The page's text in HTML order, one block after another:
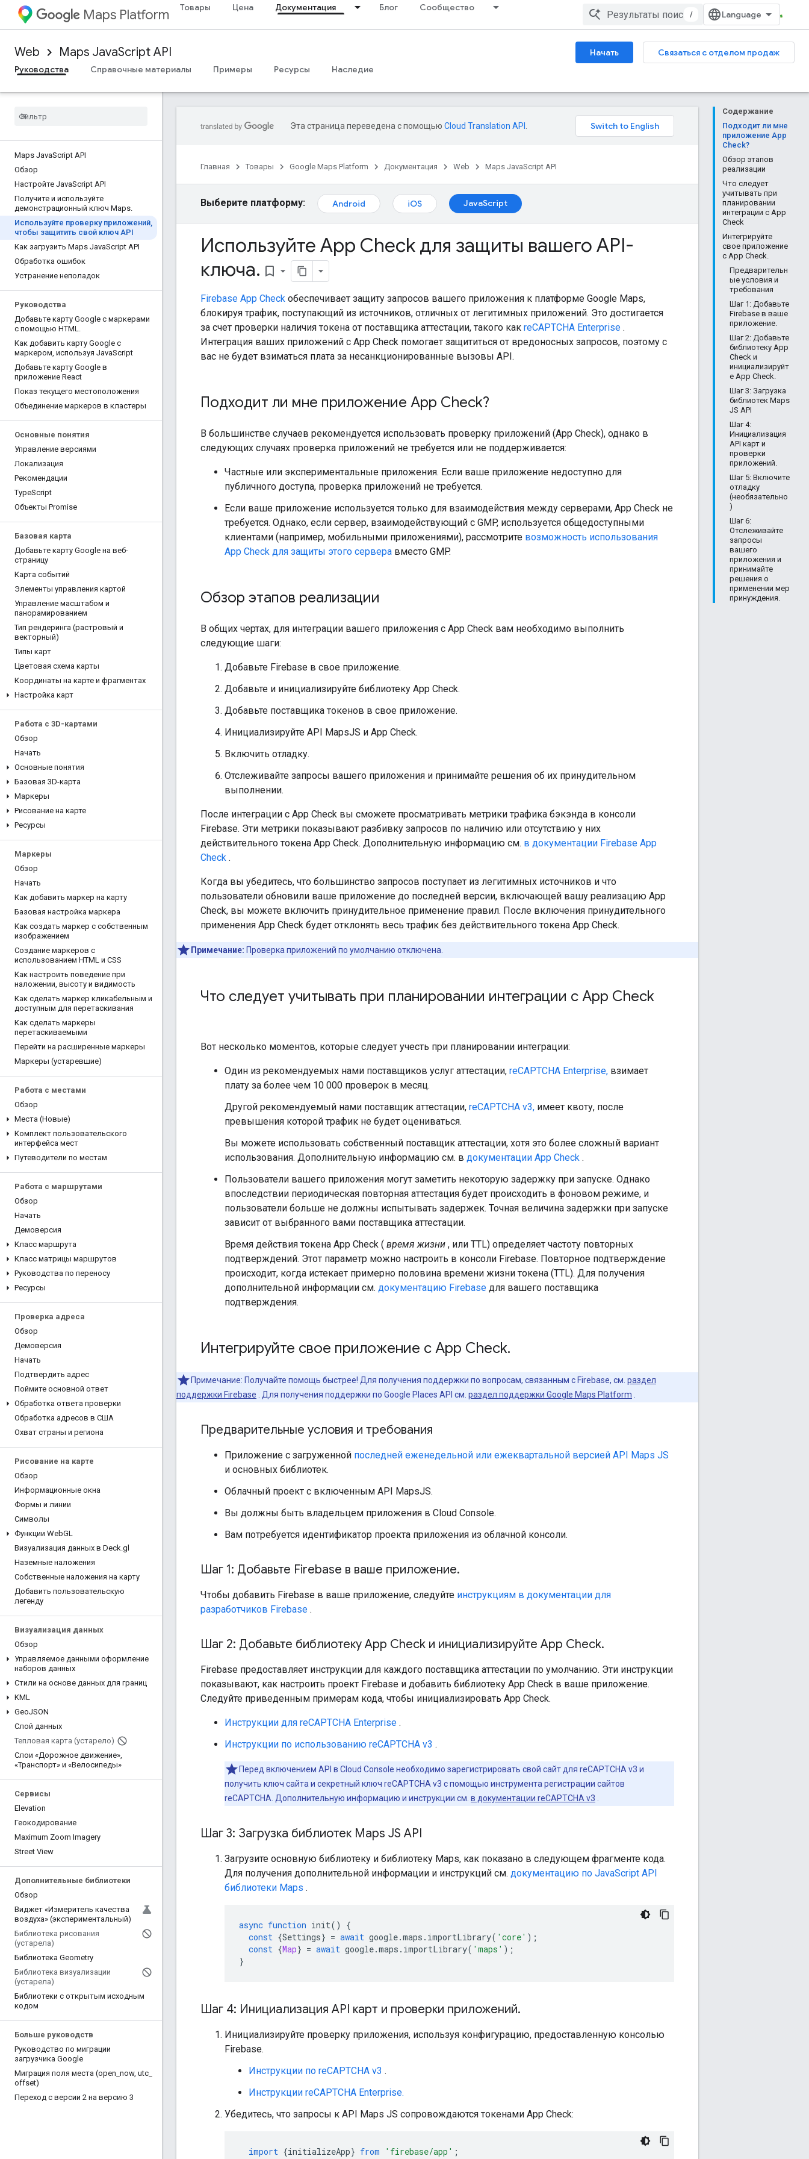
Maps Platform Товары Цена Документация Блог Сообщество
/
Web Maps JavaScript API Начать
Связаться с отделом продаж
Руководства
Справочные материалы Примеры Ресурсы Наследие
Maps JavaScript API
Обзор
Настройте JavaScript API
Получите и используйте
демонстрационный ключ Maps.
Используйте проверку приложений,
чтобы защитить свой ключ API
Как загрузить Maps JavaScript API
Обработка ошибок
Устранение неполадок
Руководства
Добавьте карту Google с маркерами
с помощью HTML.
Как добавить карту Google с
маркером, используя JavaScript
Добавьте карту Google в
приложение React
Показ текущего местоположения
Объединение маркеров в кластеры
Основные понятия
Управление версиями
Локализация
Рекомендации
TypeScript
Объекты Promise
Базовая карта
Добавьте карту Google на веб-
страницу
Карта событий
Элементы управления картой
Управление масштабом и
панорамированием
Тип рендеринга (растровый и
векторный)
Типы карт
Цветовая схема карты
Координаты на карте и фрагментах
Настройка карт
Работа с 3D-картами
Обзор
Начать
Основные понятия
Базовая 3D-карта
Маркеры
Рисование на карте
Ресурсы
Маркеры
Обзор
Начать
Как добавить маркер на карту
Базовая настройка маркера
Как создать маркер с собственным
изображением
Создание маркеров с
использованием HTML и CSS
Как настроить поведение при
наложении, высоту и видимость
Как сделать маркер кликабельным и
доступным для перетаскивания
Как сделать маркеры
перетаскиваемыми
Перейти на расширенные маркеры
Маркеры (устаревшие)
Работа с местами
Обзор
Места (Новые)
Комплект пользовательского
интерфейса мест
Путеводители по местам
Работа с маршрутами
Обзор
Начать
Демоверсия
Класс маршрута
Класс матрицы маршрутов
Руководства по переносу
Ресурсы
Проверка адреса
Обзор
Демоверсия
Начать
Подтвердить адрес
Поймите основной ответ
Обработка ответа проверки
Обработка адресов в США
Охват страны и региона
Рисование на карте
Обзор
Информационные окна
Формы и линии
Символы
Функции WebGL
Визуализация данных в Deck.gl
Наземные наложения
Собственные наложения на карту
Добавить пользовательскую
легенду
Визуализация данных
Обзор
Управляемое данными оформление
наборов данных
Стили на основе данных для границ
KML
GeoJSON
Слой данных
Тепловая карта (устарело)
Слои «Дорожное движение»,
«Транспорт» и «Велосипеды»
Сервисы
Elevation
Геокодирование
Maximum Zoom Imagery
Street View
Дополнительные библиотеки
Обзор
Виджет «Измеритель качества
воздуха» (экспериментальный)
Библиотека рисования
(устарела)
Библиотека Geometry
Библиотека визуализации
(устарела)
Библиотеки с открытым исходным
кодом
Больше руководств
Руководство по миграции
загрузчика Google
Миграция поля места (open now, utc
offset)
Переход с версии 2 на версию 3
Содержание
Подходит ли мне
приложение App
Check?
Обзор этапов
реализации
Что следует
учитывать при
планировании
интеграции с App
Check
Интегрируйте
свое приложение
с App Check.
Предварительн
ые условия и
требования
Шаг 1: Добавьте
Firebase в ваше
приложение.
Шаг 2: Добавьте
библиотеку App
Check и
инициализируйт
е App Check.
Шаг 3: Загрузка
библиотек Maps
JS API
Шаг 4:
Инициализация
API карт и
проверки
приложений.
Шаг 5: Включите
отладку
(необязательно
)
Шаг 6:
Отслеживайте
запросы
вашего
приложения и
принимайте
решения о
применении мер
принуждения.
Эта страница переведена с помощью Cloud Translation API
Главная Товары Google Maps Platform Документация Web Maps JavaScript API
Выберите платформу: Android iOS JavaScript
Используйте App Check для защиты вашего API-
ключа. bookmark_border
Firebase App Check обеспечивает защиту запросов вашего приложения к платформе Google Maps,
блокируя трафик, поступающий из источников, отличных от легитимных приложений. Это достигается
за счет проверки наличия токена от поставщика аттестации, такого как reCAPTCHA Enterprise .
Интеграция ваших приложений с App Check помогает защититься от вредоносных запросов, поэтому с
вас не будет взиматься плата за несанкционированные вызовы API.
Подходит ли мне приложение App Check?
В большинстве случаев рекомендуется использовать проверку приложений (App Check), однако в
следующих случаях проверка приложений не требуется или не поддерживается:
Частные или экспериментальные приложения. Если ваше приложение недоступно для
публичного доступа, проверка приложений не требуется.
Если ваше приложение используется только для взаимодействия между серверами, App Check не
требуется. Однако, если сервер, взаимодействующий с GMP, используется общедоступными
клиентами (например, мобильными приложениями), рассмотрите возможность использования
App Check для защиты этого сервера вместо GMP.
Обзор этапов реализации
В общих чертах, для интеграции вашего приложения с App Check вам необходимо выполнить
следующие шаги:
Добавьте Firebase в свое приложение.
Добавьте и инициализируйте библиотеку App Check.
Добавьте поставщика токенов в свое приложение.
Инициализируйте API MapsJS и App Check.
Включить отладку.
Отслеживайте запросы вашего приложения и принимайте решения об их принудительном
выполнении.
После интеграции с App Check вы сможете просматривать метрики трафика бэкэнда в консоли
Firebase. Эти метрики показывают разбивку запросов по наличию или отсутствию у них
действительного токена App Check. Дополнительную информацию см. в документации Firebase App
Check .
Когда вы убедитесь, что большинство запросов поступает из легитимных источников и что
пользователи обновили ваше приложение до последней версии, включающей вашу реализацию App
Check, вы можете включить принудительное применение правил. После включения принудительного
применения App Check будет отклонять весь трафик без действительного токена App Check.
Примечание: Проверка приложений по умолчанию отключена.
Что следует учитывать при планировании интеграции с App Check
Вот несколько моментов, которые следует учесть при планировании интеграции:
Один из рекомендуемых нами поставщиков услуг аттестации, reCAPTCHA Enterprise, взимает
плату за более чем 10 000 проверок в месяц.
Другой рекомендуемый нами поставщик аттестации, reCAPTCHA v3, имеет квоту, после
превышения которой трафик не будет оцениваться.
Вы можете использовать собственный поставщик аттестации, хотя это более сложный вариант
использования. Дополнительную информацию см. в документации App Check .
Пользователи вашего приложения могут заметить некоторую задержку при запуске. Однако
впоследствии периодическая повторная аттестация будет происходить в фоновом режиме, и
пользователи больше не должны испытывать задержек. Точная величина задержки при запуске
зависит от выбранного вами поставщика аттестации.
Время действия токена App Check ( время жизни , или TTL) определяет частоту повторных
подтверждений. Этот параметр можно настроить в консоли Firebase. Повторное подтверждение
происходит, когда истекает примерно половина времени жизни токена (TTL). Для получения
дополнительной информации см. документацию Firebase для вашего поставщика
подтверждения.
Интегрируйте свое приложение с App Check.
Примечание: Получайте помощь быстрее! Для получения поддержки по вопросам, связанным с Firebase, см. раздел
поддержки Firebase . Для получения поддержки по Google Places API см. раздел поддержки Google Maps Platform
Предварительные условия и требования
Приложение с загруженной последней еженедельной или ежеквартальной версией API Maps JS
и основных библиотек.
Облачный проект с включенным API MapsJS.
Вы должны быть владельцем приложения в Cloud Console.
Вам потребуется идентификатор проекта приложения из облачной консоли.
Шаг 1: Добавьте Firebase в ваше приложение.
Чтобы добавить Firebase в ваше приложение, следуйте инструкциям в документации для
разработчиков Firebase .
Шаг 2: Добавьте библиотеку App Check и инициализируйте App Check.
Firebase предоставляет инструкции для каждого поставщика аттестации по умолчанию. Эти инструкции
показывают, как настроить проект Firebase и добавить библиотеку App Check в ваше приложение.
Следуйте приведенным примерам кода, чтобы инициализировать App Check.
Инструкции для reCAPTCHA Enterprise .
Инструкции по использованию reCAPTCHA v3 .
Перед включением API в Cloud Console необходимо зарегистрировать свой сайт для reCAPTCHA v3 и
получить ключ сайта и секретный ключ reCAPTCHA v3 с помощью инструмента регистрации сайтов
reCAPTCHA. Дополнительную информацию и инструкции см. в документации reCAPTCHA v3
Шаг 3: Загрузка библиотек Maps JS API
Загрузите основную библиотеку и библиотеку Maps, как показано в следующем фрагменте кода.
Для получения дополнительной информации и инструкций см. документацию по JavaScript API
библиотеки Maps .
async function init()
{
const {Settings} = await google.maps . importLibrary( 'core' );
const {Map} = await google.maps . importLibrary( 'maps' );
}
Шаг 4: Инициализация API карт и проверки приложений.
Инициализируйте проверку приложения, используя конфигурацию, предоставленную консолью
Firebase.
Инструкции по reCAPTCHA v3 .
Инструкции reCAPTCHA Enterprise.
Убедитесь, что запросы к API Maps JS сопровождаются токенами App Check:
import {initializeApp} from 'firebase/app' ;